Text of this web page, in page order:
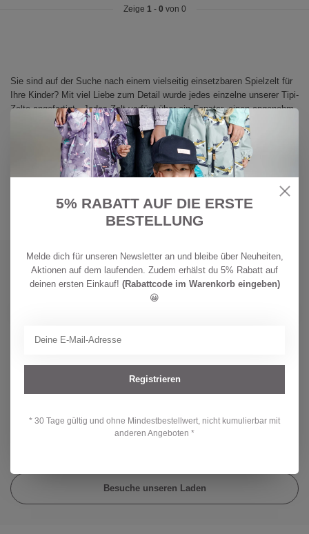
Zeige 1 - 0 von 0
Sie sind auf der Suche nach einem vielseitig einsetzbaren Spielzelt für
Ihre Kinder? Mit viel Liebe zum Detail wurde jedes einzelne unserer Tipi-
Zelte angefertigt. Jedes Zelt verfügt über ein Fenster, einen angenehm
wattierten Boden und einen Kissenbezug. Einmal drin möchte man am
liebsten dort bleiben, so geborgen und angenehm fühlt sich das an. Das
Zelt gibt es in wunderschönen und fröhlichen Farbkombinationen. Somit
ist es nebst Indianernest, Räuberhöhle auch das perfekte Deko-Element
fürs Kinderzimmer.
Wir sind für dich da
Hast du eine Frage zu unseren Produkten oder deiner Bestellung? Dann
wirf einen Blick auf unsere Kundenservice-Seite. Hier findest du
Besuche unseren Laden
Abonniere jetzt unseren Newsletter
Bleibe auf dem Laufenden mit unseren Newsletter-Angeboten
5% RABATT AUF DIE ERSTE
BESTELLUNG
Melde dich für unseren Newsletter an und bleibe über Neuheiten,
Aktionen auf dem laufenden. Zudem erhälst du 5% Rabatt auf
deinen ersten Einkauf! (Rabattcode im Warenkorb eingeben)
😀
Registrieren
* 30 Tage gültig und ohne Mindestbestellwert, nicht kumulierbar mit
anderen Angeboten *